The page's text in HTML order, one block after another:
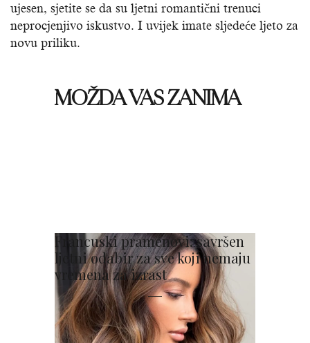
ujesen, sjetite se da su ljetni romantični trenuci
neprocjenjivo iskustvo. I uvijek imate sljedeće ljeto za
novu priliku.
MOŽDA VAS ZANIMA
Francuski pramenovi: savršen
ljetni odabir za sve koji nemaju
vremena za izrast